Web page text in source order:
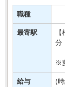
百貨店などで販
袋詰めや梱包な
＼おすすめ
☆モクモク作業
職種
最寄駅
※
給与
(